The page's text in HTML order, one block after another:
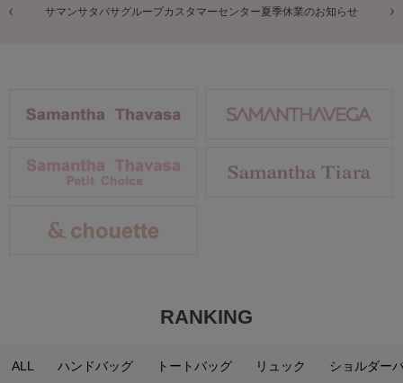
商品に関するお詫びとお知らせ
RANKING
ALL ハンドバッグ トートバッグ リュック ショルダー